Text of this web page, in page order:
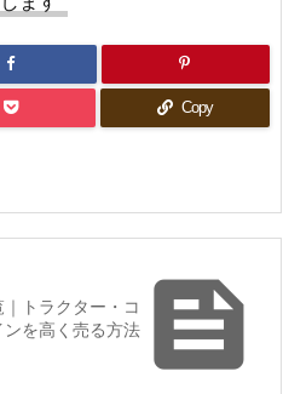
Copy

トラクター・コ
ンを高く売る方法